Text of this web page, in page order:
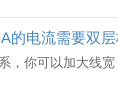
的电流需要双
，你可以加大线